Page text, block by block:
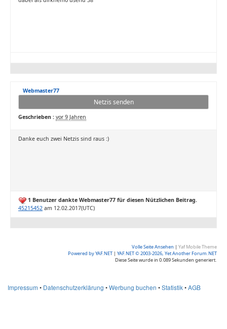
Webmaster77
Netzis senden
Geschrieben : vor 9 Jahren
Danke euch zwei Netzis sind raus :)
1 Benutzer dankte Webmaster77 für diesen Nützlichen Beitrag.
45215452 am 12.02.2017(UTC)
Volle Seite Ansehen | Yaf Mobile Theme
Powered by YAF.NET | YAF.NET © 2003-2026, Yet Another Forum.NET
Diese Seite wurde in 0.089 Sekunden generiert.
Impressum • Datenschutzerklärung •Werbung buchen •Statistik•AGB